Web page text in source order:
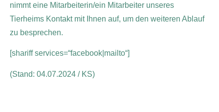
nimmt eine Mitarbeiterin/ein Mitarbeiter unseres
Tierheims Kontakt mit Ihnen auf, um den weiteren Ablauf
zu besprechen.
[shariff services=“facebook|mailto“]
(Stand: 04.07.2024 / KS)